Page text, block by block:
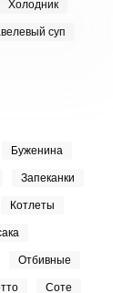
Холодник
суп
Буженина
Запеканки
Котлеты
Отбивные
Соте